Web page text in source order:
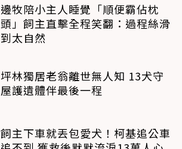
邊牧陪小主人睡覺「順便霸佔枕
頭」飼主直擊全程笑翻：過程絲滑
到太自然
坪林獨居老翁離世無人知 13犬守
屋護遺體伴最後一程
飼主下車就丟包愛犬！柯基追公車